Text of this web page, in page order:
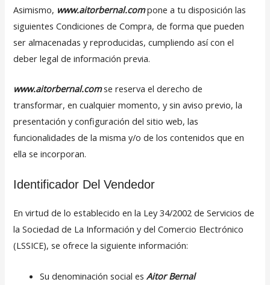
Asimismo, www.aitorbernal.compone a tu disposición las
siguientes Condiciones de Compra, de forma que pueden
ser almacenadas y reproducidas, cumpliendo así con el
deber legal de información previa.
www.aitorbernal.comse reserva el derecho de
transformar, en cualquier momento, y sin aviso previo, la
presentación y configuración del sitio web, las
funcionalidades de la misma y/o de los contenidos que en
ella se incorporan.
Identificador Del Vendedor
En virtud de lo establecido en la Ley 34/2002 de Servicios de
la Sociedad de La Información y del Comercio Electrónico
(LSSICE), se ofrece la siguiente información:
Su denominación social esAitor Bernal